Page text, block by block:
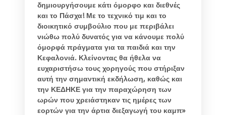
δημιουργήσουμε κάτι όμορφο και διεθνές
και το Πάσχα! Με το τεχνικό τιμ και το
διοικητικό συμβούλιο που με περιβάλει
νιώθω πολύ δυνατός για να κάνουμε πολύ
όμορφά πράγματα για τα παιδιά και την
Κεφαλονιά. Κλείνοντας θα ήθελα να
ευχαριστήσω τους χορηγούς που στήριξαν
αυτή την σημαντική εκδήλωση, καθώς και
την ΚΕΔΗΚΕ για την παραχώρηση των
ωρών που χρειάστηκαν τις ημέρες των
εορτών για την άρτια διεξαγωγή του καμπ»